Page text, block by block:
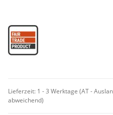
Lieferzeit: 1 - 3 Werktage (AT -
abweichend)